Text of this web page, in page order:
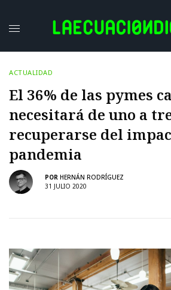
ACTUALIDAD
El 36% de las pymes
necesitará de uno a
recuperarse del
pandemia
POR HERNÁN RODRÍGUEZ
31 JULIO 2020